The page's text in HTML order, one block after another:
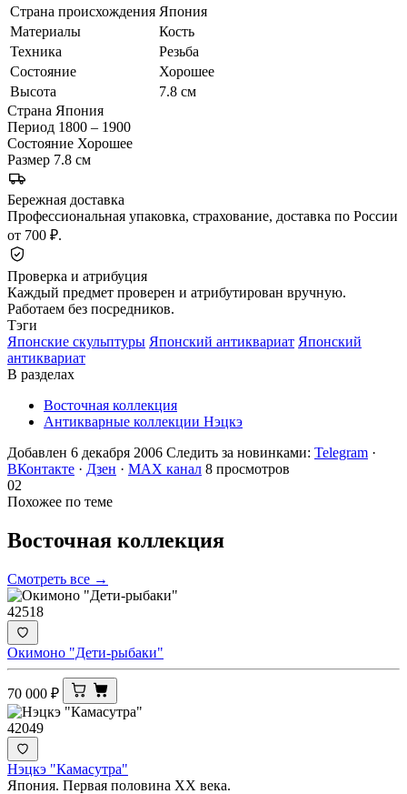
Страна происхождения Япония
Материалы
Кость
Техника
Резьба
Состояние
Хорошее
Высота
7.8 см
Страна Япония
Период 1800 – 1900
Состояние Хорошее
Размер 7.8 см
Бережная доставка
Профессиональная упаковка, страхование, доставка по России
от 700 ₽.
Проверка и атрибуция
Каждый предмет проверен и атрибутирован вручную.
Работаем без посредников.
Тэги
Японские скульптуры Японский антиквариат Японский
антиквариат
В разделах
Восточная коллекция
Антикварные коллекции Нэцкэ
Добавлен 6 декабря 2006 Следить за новинками: Telegram ·
ВКонтакте · Дзен · MAX канал 8 просмотров
02
Похожее по теме
Восточная коллекция
Смотреть все →
42518
Окимоно "Дети-рыбаки"
70 000 ₽
42049
Нэцкэ "Камасутра"
Япония. Первая половина ХХ века.